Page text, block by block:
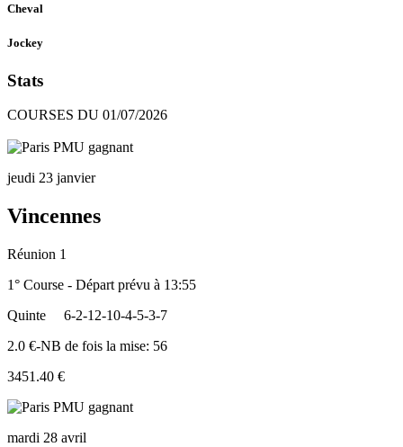
Cheval
Jockey
Stats
COURSES DU 01/07/2026
jeudi 23 janvier
Vincennes
Réunion 1
1° Course - Départ prévu à 13:55
Quinte
6-2-12-10-4-5-3-7
2.0 €-NB de fois la mise: 56
3451.40 €
mardi 28 avril